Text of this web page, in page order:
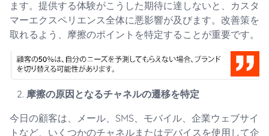
ます。提供する体験がこうした期待に達しないと、カスタ
マーエクスペリエンス全体に悪影響が及びます。改善策を
取れるよう、摩擦のポイントを特定することが重要です。
摩擦の原因となるチャネルの遷移を特定
今日の顧客は、メール、SMS、モバイル、企業ウェブサイ
トなど、いくつかのチャネルまたはデバイスを使用して企